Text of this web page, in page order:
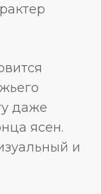
даже
ясен.
и